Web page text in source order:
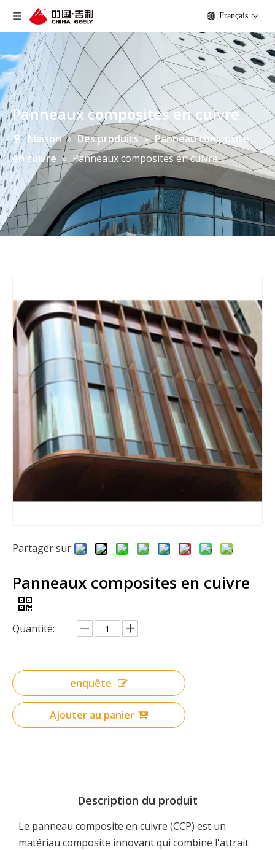
Français
Panneaux composites en cuivre
Maison » Des produits » Panneau composite
en cuivre » Panneaux composites en cuivre
Partager sur:
Panneaux composites en cuivre
Quantité:
enquête
Ajouter au panier
Description du produit
Le panneau composite en cuivre (CCP) est un
matériau composite innovant qui combine l'attrait